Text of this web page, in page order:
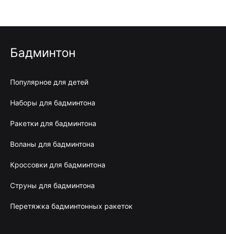
Бадминтон
Популярное для детей
Наборы для бадминтона
Ракетки для бадминтона
Воланы для бадминтона
Кроссовки для бадминтона
Струны для бадминтона
Перетяжка бадминтонных ракеток